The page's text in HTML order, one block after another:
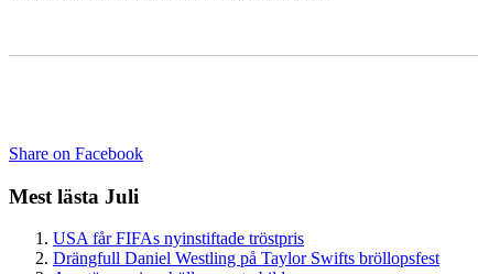
Share on Facebook
Mest lästa Juli
USA får FIFAs nyinstiftade tröstpris
Drängfull Daniel Westling på Taylor Swifts bröllopsfest